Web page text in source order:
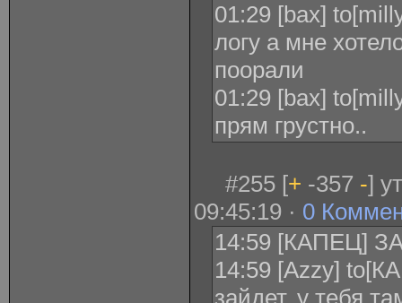
01:29 [bax]
логу а мне
поорали
01:29 [bax]
прям грустно..
#255 [+ -357 -]
09:45:19 · 0
14:59 [КАПЕЦ]
14:59 [Azzy]
зайдет, у тебя